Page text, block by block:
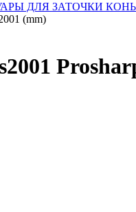
ДЛЯ ЗАТОЧКИ
(mm)